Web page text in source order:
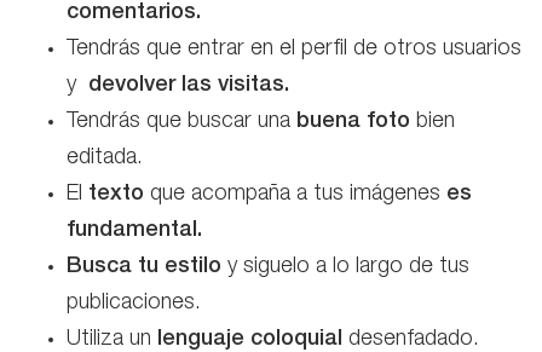
comentarios.
Tendrás que entrar en el perfil de otros usuarios
y devolver las visitas.
Tendrás que buscar una buena foto bien
editada.
El texto que acompaña a tus imágenes es
fundamental.
Busca tu estilo y siguelo a lo largo de tus
publicaciones.
Utiliza un
lenguaje coloquial desenfadado.